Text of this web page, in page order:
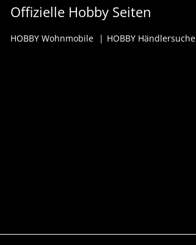
Offizielle Hobby Seiten
HOBBY Wohnmobile HOBBY Händlersuche